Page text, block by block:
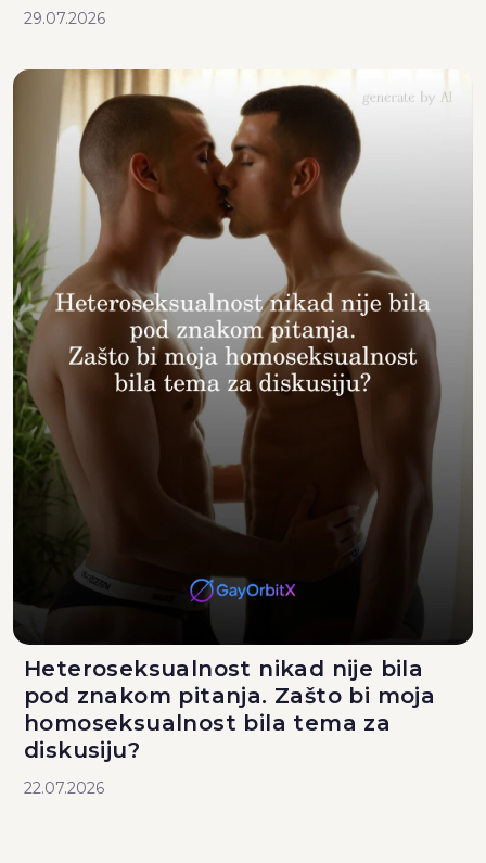
29.07.2026
Heteroseksualnost nikad nije bila
pod znakom pitanja. Zašto bi moja
homoseksualnost bila tema za
diskusiju?
22.07.2026